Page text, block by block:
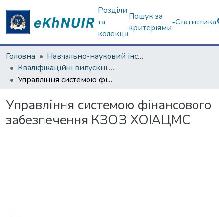
Розділи
та
колекції
Пошук за
критеріями
Статистика
Головна
Навчально-науковий інститут «Українська інженерно-педагогічна академія»
Кваліфікаційні випускні роботи магістрів. Навчально-науковий інститут «Українська інженерно-педагогічна академія»
Управління системою фінансового забезпечення КЗОЗ ХОІАЦМС
Управління системою фінансового
забезпечення КЗОЗ ХОІАЦМС